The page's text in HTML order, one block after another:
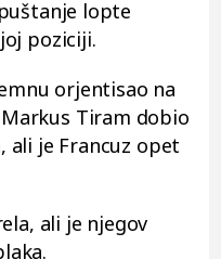
lopte
poziciji.
orjentisao na
Tiram dobio
ali je Francuz opet
ali je njegov